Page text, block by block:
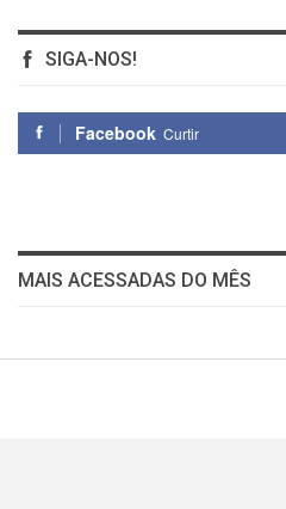
SIGA-NOS!
Facebook Curtir
MAIS ACESSADAS DO MÊS